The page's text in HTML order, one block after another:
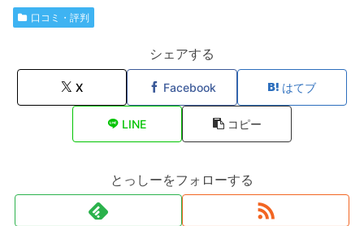
口コミ・評判
シェアする
X Facebook はてブ
LINE コピー
とっしーをフォローする